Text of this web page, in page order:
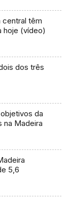
central têm
hoje (vídeo)
dos três
da
na Madeira
5,6